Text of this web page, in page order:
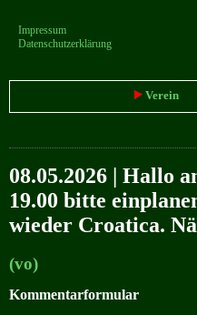
Impressum
Datenschutzerklärung
Verein
08.05.2026 | Hallo
19.00 bitte
wieder Croatica.
(vo)
Kommentarformular